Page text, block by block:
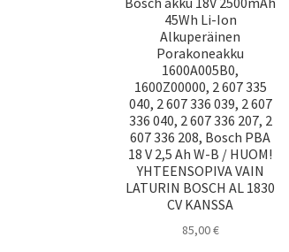
45Wh Li-Ion
Alkuperäinen
Porakoneakku
1600A005B0,
1600Z00000, 2 607 335
040, 2 607 336 039, 2 607
336 040, 2 607 336 207, 2
607 336 208, Bosch PBA
18 V 2,5 Ah W-B / HUOM!
YHTEENSOPIVA VAIN
LATURIN BOSCH AL 1830
CV KANSSA
85,00€